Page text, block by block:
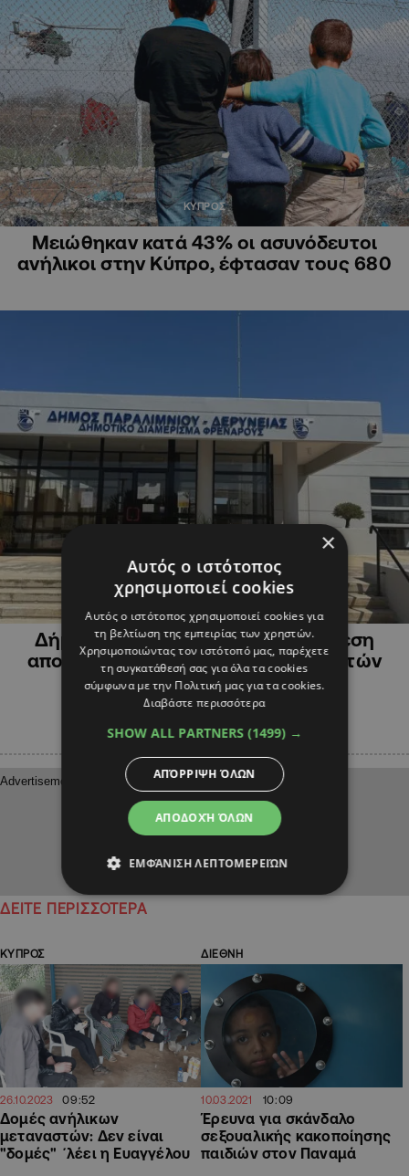
ΚΥΠΡΟΣ
Μειώθηκαν κατά 43% οι ασυνόδευτοι
ανήλικοι στην Κύπρο, έφτασαν τους 680
Δήμος Παραλιμνίου: Ζητά την άμεση
απομάκρυνση των δομών μεταναστών
ΔΕΙΤΕ ΠΕΡΙΣΣΟΤΕΡΑ
ΚΥΠΡΟΣ
26.10.2023 09:52
Δομές ανήλικων
μεταναστών: Δεν είναι
"δομές" ΄λέει η Ευαγγέλου
ΔΙΕΘΝΗ
10.03.2021 10:09
Έρευνα για σκάνδαλο
σεξουαλικής κακοποίησης
παιδιών στον Παναμά
×
Αυτός ο ιστότοπος
χρησιμοποιεί cookies
Αυτός ο ιστότοπος χρησιμοποιεί cookies για
τη βελτίωση της εμπειρίας των χρηστών.
Χρησιμοποιώντας τον ιστότοπό μας, παρέχετε
τη συγκατάθεσή σας για όλα τα cookies
σύμφωνα με την Πολιτική μας για τα cookies.
Διαβάστε περισσότερα
SHOW ALL PARTNERS (1499) →
ΑΠΟΔΟΧΉ ΌΛΩΝ
ΑΠΌΡΡΙΨΗ ΌΛΩΝ
ΕΜΦΆΝΙΣΗ ΛΕΠΤΟΜΕΡΕΙΏΝ